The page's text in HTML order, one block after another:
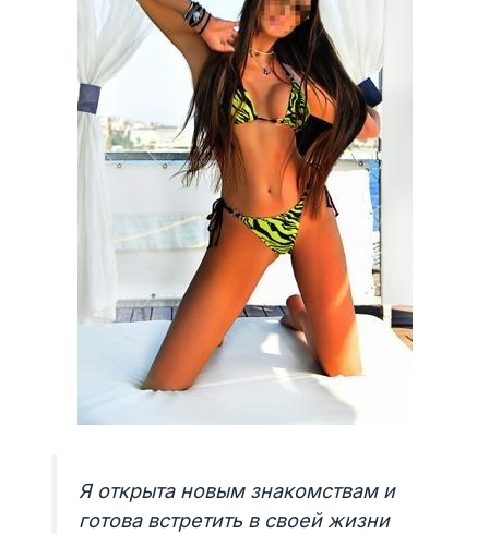
Я открыта новым знакомствам и
готова встретить в своей жизни